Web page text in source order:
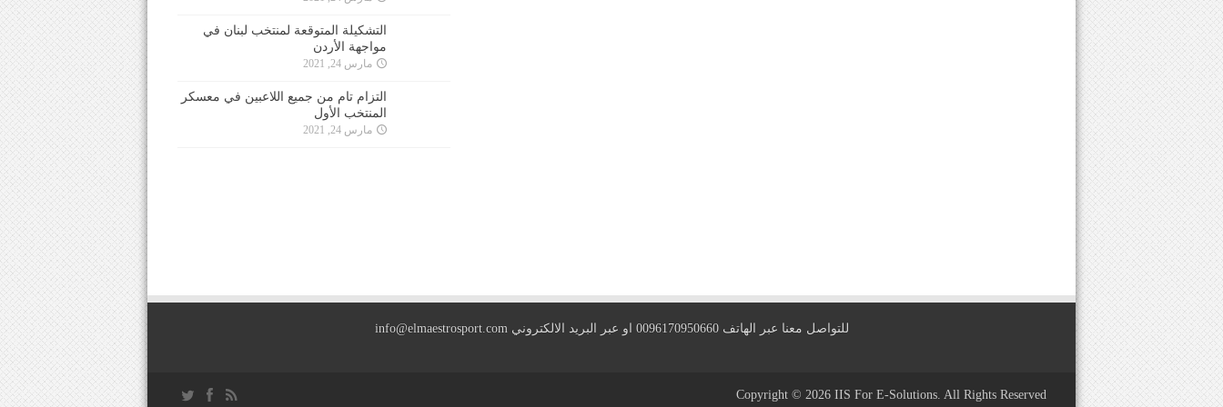
التشكيلة المتوقعة لمنتخب لبنان في
مواجهة الأردن
مارس 24, 2021
التزام تام من جميع اللاعبين في معسكر
المنتخب الأول
مارس 24, 2021
للتواصل معنا عبر الهاتف 0096170950660 او عبر البريد الالكتروني info@elmaestrosport.com
Copyright © 2026 IIS For E-Solutions. All Rights Reserved